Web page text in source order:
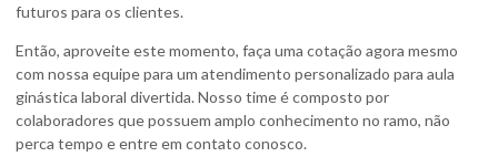
futuros para os clientes.
Então, aproveite este momento, faça uma cotação agora mesmo
com nossa equipe para um atendimento personalizado para aula
ginástica laboral divertida. Nosso time é composto por
colaboradores que possuem amplo conhecimento no ramo, não
perca tempo e entre em contato conosco.